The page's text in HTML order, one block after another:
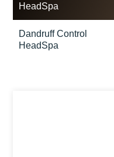
HeadSpa
Dandruff Control
HeadSpa